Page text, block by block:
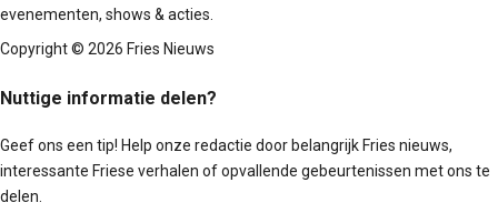
evenementen, shows & acties.
Copyright © 2026 Fries Nieuws
Nuttige informatie delen?
Geef ons een tip! Help onze redactie door belangrijk Fries nieuws,
interessante Friese verhalen of opvallende gebeurtenissen met ons te
delen.